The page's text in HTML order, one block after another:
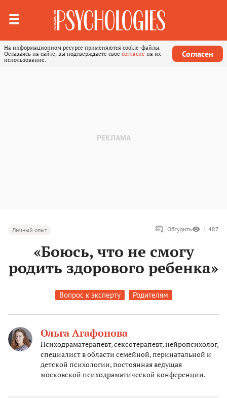
На информационном ресурсе применяются cookie-файлы.
Оставаясь на сайте, вы подтверждаете свое согласие на их
использование.
Согласен
Личный опыт Обсудить 1 487
«Боюсь, что не смогу
родить здорового ребенка»
Вопрос к эксперту Родителям
Ольга Агафонова
Психодраматерапевт, сексотерапевт, нейропсихолог,
специалист в области семейной, перинатальной и
детской психологии, постоянная ведущая
московской психодраматической конференции.